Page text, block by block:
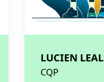
LUCIEN LEAL
CQP